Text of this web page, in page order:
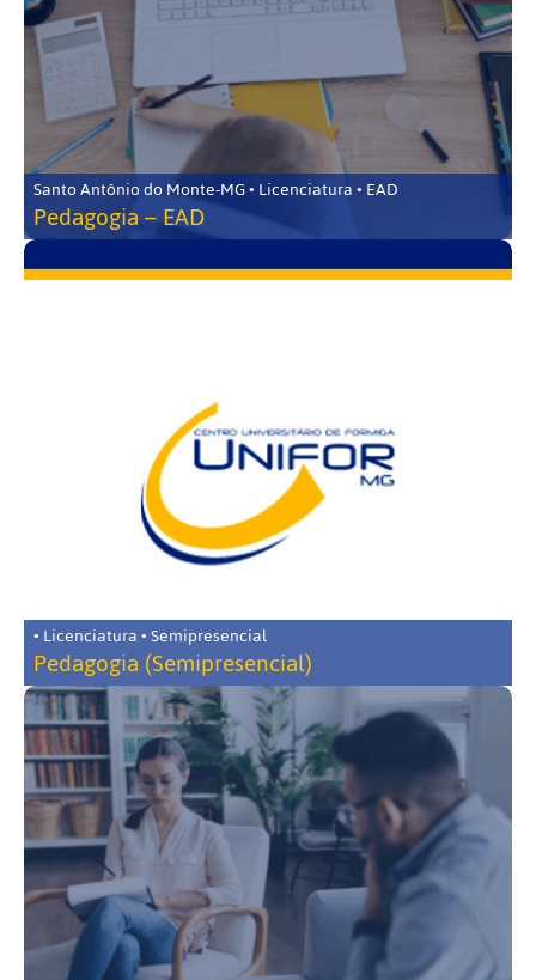
Santo Antônio do Monte-MG • Licenciatura • EAD
Pedagogia – EAD
• Licenciatura • Semipresencial
Pedagogia (Semipresencial)